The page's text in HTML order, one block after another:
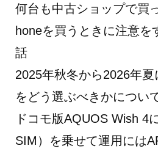
何台も中古ショップで買
honeを買うときに注意を
話
2025年秋冬から2026年
をどう選ぶべきかについ
ドコモ版AQUOS Wish 4
SIM）を乗せて運用には